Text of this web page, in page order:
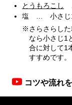
とうもろこし
塩 … 小さじ1
※さらさらした
なら小さじ1
合に対して1
すすめです。
コツや流れ